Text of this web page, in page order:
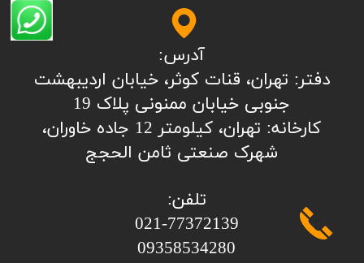
تلفن:
​​​​​​​021-77372139
​​​​​​​09358534280
آدرس:
​​​​​​​​دفتر: تهران، قنات کوثر، خیابان اردیبهشت
جنوبی خیابان ممنونی پلاک 19
کارخانه: تهران، کیلومتر 12 جاده خاوران،
شهرک صنعتی ثامن الحجج